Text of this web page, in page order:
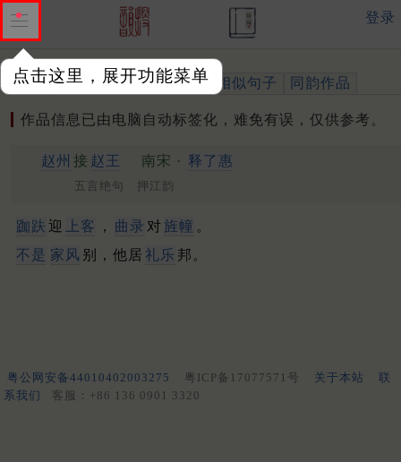
点击这里，展开功能菜单
登录
作品 标注四声 出处、引用 相似句子 同韵作品
作品信息已由电脑自动标签化，难免有误，仅供参考。
赵州 接 赵王 南宋 · 释了惠
五言绝句 押江韵
跏趺 迎 上客 ， 曲录 对 旌幢 。
不是 家风 别，他居 礼乐 邦。
粤公网安备44010402003275 粤ICP备17077571号 关于本站
联
系我们
客服：+86 136 0901 3320